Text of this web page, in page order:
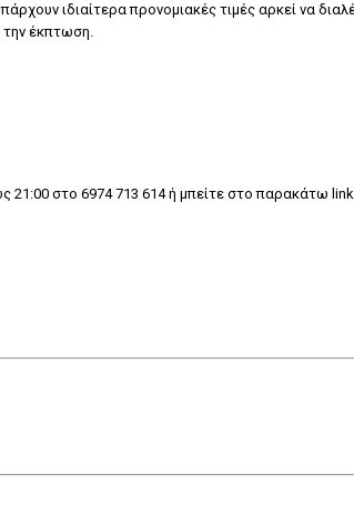
ιδιαίτερα προνομιακές τιμές αρκεί να
την έκπτωση.
21:00 στο 6974 713 614 ή μπείτε στο παρακάτω